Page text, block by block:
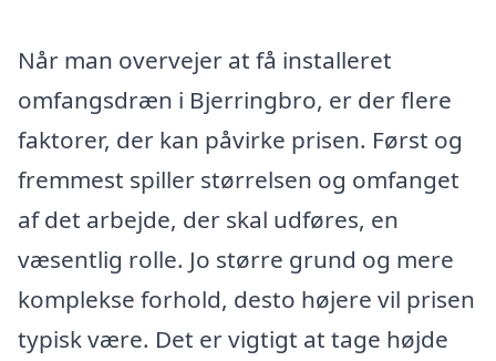
Når man overvejer at få installeret
omfangsdræn i Bjerringbro, er der flere
faktorer, der kan påvirke prisen. Først og
fremmest spiller størrelsen og omfanget
af det arbejde, der skal udføres, en
væsentlig rolle. Jo større grund og mere
komplekse forhold, desto højere vil prisen
typisk være. Det er vigtigt at tage højde